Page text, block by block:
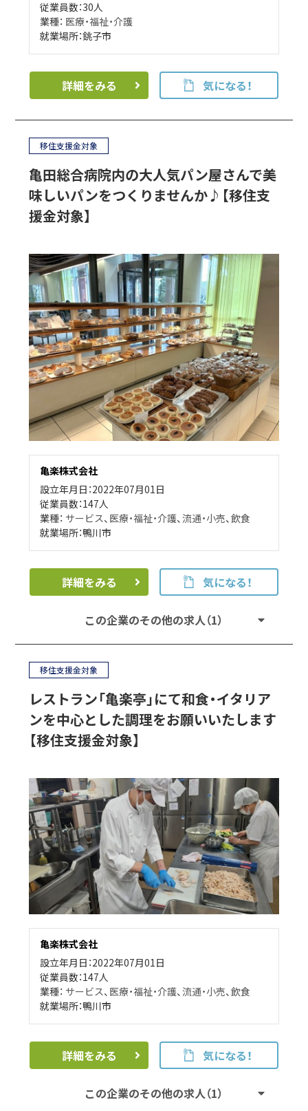
従業員数：30人
業種： 医療・福祉・介護
就業場所：銚子市
詳細をみる 気になる！
移住支援金対象
亀田総合病院内の大人気パン屋さんで美
味しいパンをつくりませんか♪【移住支
援金対象】
亀楽株式会社
設立年月日：2022年07月01日
従業員数：147人
業種： サービス、 医療・福祉・介護、流通・小売、飲食
就業場所：鴨川市
詳細をみる 気になる！
この企業のその他の求人（1）
移住支援金対象
レストラン「亀楽亭」にて和食・イタリア
ンを中心とした調理をお願いいたします
【移住支援金対象】
亀楽株式会社
設立年月日：2022年07月01日
従業員数：147人
業種： サービス、 医療・福祉・介護、流通・小売、飲食
就業場所：鴨川市
詳細をみる 気になる！
この企業のその他の求人（1）